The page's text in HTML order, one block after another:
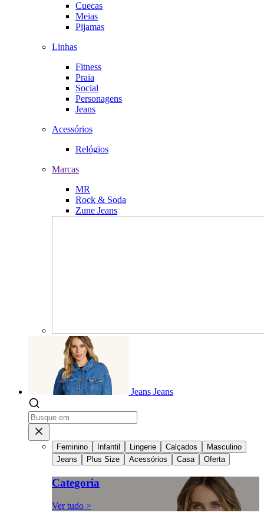
Cuecas
Meias
Pijamas
Linhas
Fitness
Praia
Social
Personagens
Jeans
Acessórios
Relógios
Marcas
MR
Rock & Soda
Zune Jeans
Jeans Jeans
Feminino Infantil Lingerie Calçados
Masculino
Jeans
Plus Size Acessórios Casa Oferta
Categoria
Ver tudo >